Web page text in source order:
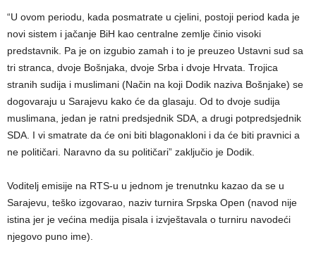
“U ovom periodu, kada posmatrate u cjelini, postoji period kada je
novi sistem i jačanje BiH kao centralne zemlje činio visoki
predstavnik. Pa je on izgubio zamah i to je preuzeo Ustavni sud sa
tri stranca, dvoje Bošnjaka, dvoje Srba i dvoje Hrvata. Trojica
stranih sudija i muslimani (Način na koji Dodik naziva Bošnjake) se
dogovaraju u Sarajevu kako će da glasaju. Od to dvoje sudija
muslimana, jedan je ratni predsjednik SDA, a drugi potpredsjednik
SDA. I vi smatrate da će oni biti blagonakloni i da će biti pravnici a
ne političari. Naravno da su političari” zaključio je Dodik.
Voditelj emisije na RTS-u u jednom je trenutnku kazao da se u
Sarajevu, teško izgovarao, naziv turnira Srpska Open (navod nije
istina jer je većina medija pisala i izvještavala o turniru navodeći
njegovo puno ime).